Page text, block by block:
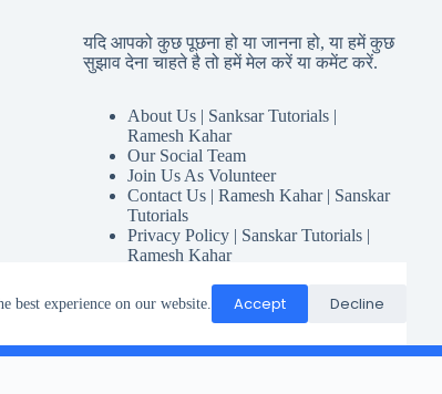
best experience on our website. Accept Decline
यदि आपको कुछ पूछना हो या जानना हो, या हमें कुछ
सुझाव देना चाहते है तो हमें मेल करें या कमेंट करें.
About Us | Sanksar Tutorials |
Ramesh Kahar
Our Social Team
Join Us As Volunteer
Contact Us | Ramesh Kahar | Sanskar
Tutorials
Privacy Policy | Sanskar Tutorials |
Ramesh Kahar
Our Social Responsibility
Terms And Conditions